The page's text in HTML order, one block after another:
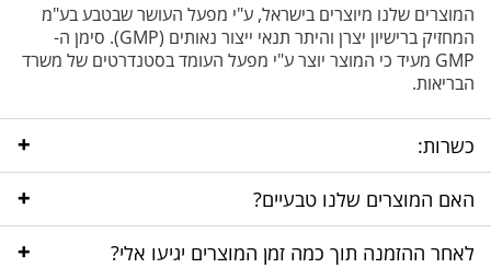
המוצרים שלנו מיוצרים בישראל, ע"י מפעל העושר שבטבע בע"מ
המחזיק ברישיון יצרן והיתר תנאי ייצור נאותים (GMP). סימן ה-
GMP מעיד כי המוצר יוצר ע"י מפעל העומד בסטנדרטים של משרד
הבריאות.
כשרות: +
האם המוצרים שלנו טבעיים? +
לאחר ההזמנה תוך כמה זמן המוצרים יגיעו אלי? +